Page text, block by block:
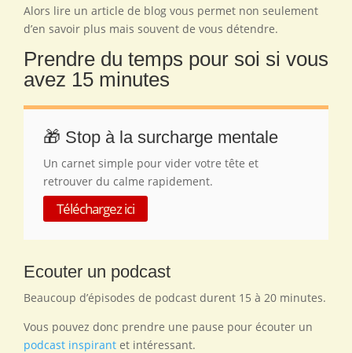
Alors lire un article de blog vous permet non seulement
d’en savoir plus mais souvent de vous détendre.
Prendre du temps pour soi si vous
avez 15 minutes
🎁 Stop à la surcharge mentale
Un carnet simple pour vider votre tête et
retrouver du calme rapidement.
Téléchargez ici
Ecouter un podcast
Beaucoup d’épisodes de podcast durent 15 à 20 minutes.
Vous pouvez donc prendre une pause pour écouter un
podcast inspirant et intéressant.